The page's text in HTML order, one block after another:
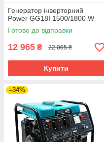
Генератор інверторний
Power GG18I 1500/1800 W
Готово до відправки
12 965 ₴ 22 065 ₴
Купити
–34%